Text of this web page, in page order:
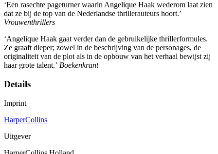
‘Een rasechte pageturner waarin Angelique Haak wederom laat zien
dat ze bij de top van de Nederlandse thrillerauteurs hoort.’
Vrouwenthrillers
‘Angelique Haak gaat verder dan de gebruikelijke thrillerformules.
Ze graaft dieper; zowel in de beschrijving van de personages, de
originaliteit van de plot als in de opbouw van het verhaal bewijst zij
haar grote talent.’ Boekenkrant
Details
Imprint
HarperCollins
Uitgever